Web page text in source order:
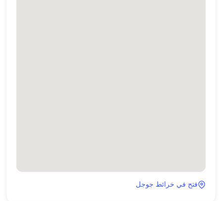
فتح في خرائط جوجل